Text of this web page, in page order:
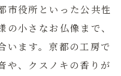
市役所といった公共性
小さなお仏像まで、
ます。 京都の工房で
や、クスノキの香りが